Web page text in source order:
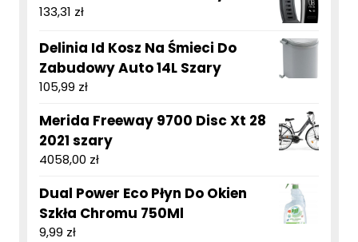
133,31 zł
Delinia Id Kosz Na Śmieci Do
Zabudowy Auto 14L Szary
105,99 zł
Merida Freeway 9700 Disc Xt 28
2021 szary
4058,00 zł
Dual Power Eco Płyn Do Okien
Szkła Chromu 750Ml
9,99 zł